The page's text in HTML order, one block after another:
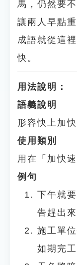
馬，仍然要
讓兩人早點
成語就從這
快。
用法說明：
語義說明
形容快上加快
使用類別
用在「加快
例句
下午就
告趕出來
施工單
如期完工